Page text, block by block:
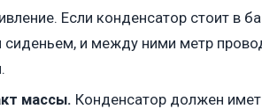
Если конденсатор стоит в
сиденьем, и между ними метр
массы. Конденсатор должен